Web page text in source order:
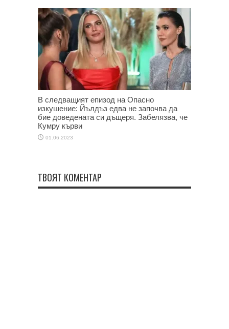
В следващият епизод на Опасно
изкушение: Йълдъз едва не започва да
бие доведената си дъщеря. Забелязва, че
Кумру кърви
01.06.2023
ТВОЯТ КОМЕНТАР